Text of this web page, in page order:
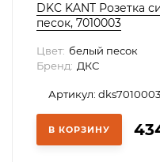
DKC KANT Розетка
песок, 7010003
Цвет: белый песок
Бренд: ДКС
Артикул: dks7010003
В КОРЗИНУ